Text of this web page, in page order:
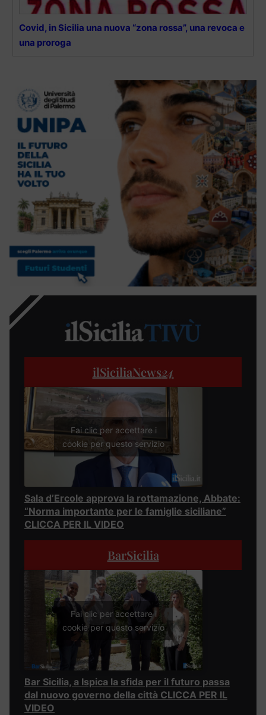
Covid, in Sicilia una nuova “zona rossa”, una revoca e
una proroga
ilSiciliaNews24
Fai clic per accettare i
cookie per questo servizio
Sala d’Ercole approva la rottamazione, Abbate:
“Norma importante per le famiglie siciliane”
CLICCA PER IL VIDEO
BarSicilia
Fai clic per accettare i
cookie per questo servizio
Bar Sicilia, a Ispica la sfida per il futuro passa
dal nuovo governo della città CLICCA PER IL
VIDEO